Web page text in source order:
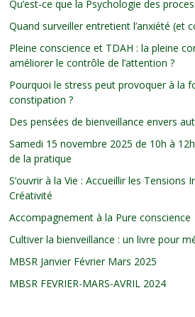
Qu’est-ce que la Psychologie des
Quand surveiller entretient l’anxiété (et
Pleine conscience et TDAH : la pleine
améliorer le contrôle de l’attention ?
Pourquoi le stress peut provoquer à la
constipation ?
Des pensées de bienveillance envers
Samedi 15 novembre 2025 de 10h à
de la pratique
S’ouvrir à la Vie : Accueillir les Tensions
Créativité
Accompagnement à la Pure conscience
Cultiver la bienveillance : un livre pour
MBSR Janvier Février Mars 2025
MBSR FEVRIER-MARS-AVRIL 2024